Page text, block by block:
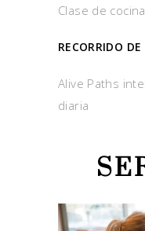
Clase de cocina
RECORRIDO
Alive Paths
diaria